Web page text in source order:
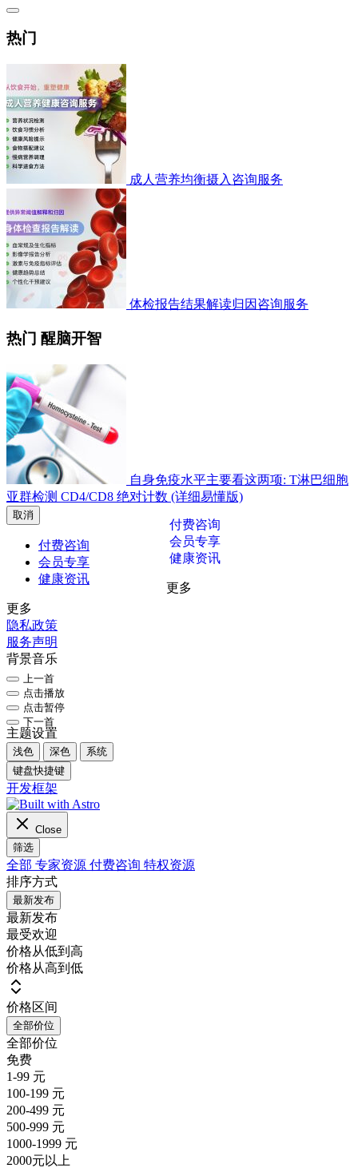
热门
成人营养均衡摄入咨询服务
体检报告结果解读归因咨询服务
热门 醒脑开智
自身免疫水平主要看这两项: T淋巴细胞
亚群检测 CD4/CD8 绝对计数 (详细易懂版)
取消
付费咨询
付费咨询
会员专享
会员专享
健康资讯
健康资讯
更多
更多
隐私政策
服务声明
背景音乐
上一首
点击播放
点击暂停
下一首
主题设置
浅色 深色
系统
键盘快捷键
开发框架
Close
筛选
全部 专家资源 付费咨询 特权资源
排序方式
最新发布
最新发布
最受欢迎
价格从低到高
价格从高到低
价格区间
全部价位
全部价位
免费
1-99 元
100-199 元
200-499 元
500-999 元
1000-1999 元
2000元以上